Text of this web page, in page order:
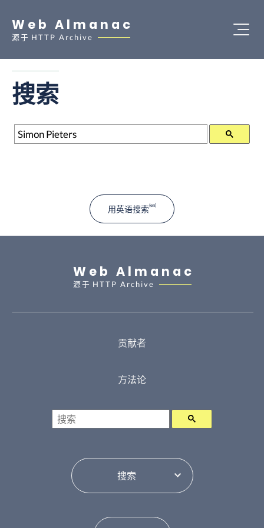
Web Almanac
源于 HTTP Archive
搜索
搜索
用英语搜索
Web Almanac
源于 HTTP Archive
贡献者
方法论
搜索
目录切换